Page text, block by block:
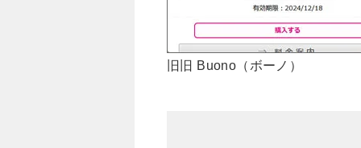
旧旧 Buono（ボーノ）